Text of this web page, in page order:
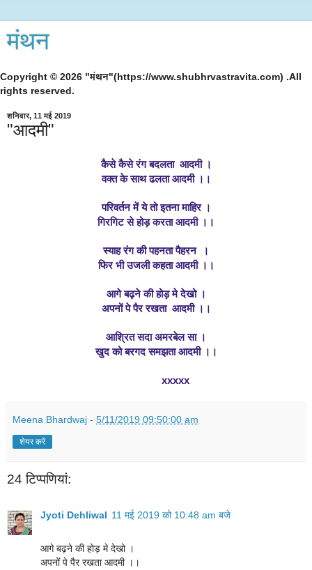
मंथन
Copyright © 2026 "मंथन"(https://www.shubhrvastravita.com) .All
rights reserved.
शनिवार, 11 मई 2019
"आदमी"
कैसे कैसे रंग बदलता  आदमी ।
वक्त के साथ ढलता आदमी ।।
परिवर्तन में ये तो इतना माहिर ।
गिरगिट से होड़ करता आदमी ।।
स्याह रंग की पहनता पैहरन  ।
फिर भी उजली कहता आदमी ।।
आगे बढ़ने की होड़ मे देखो ।
अपनों पे पैर रखता  आदमी ।।
आश्रित सदा अमरबेल सा ।
खुद को बरगद समझता आदमी ।।
xxxxx
Meena Bhardwaj - 5/11/2019 09:50:00 am
शेयर करें
24 टिप्‍पणियां:
Jyoti Dehliwal 11 मई 2019 को 10:48 am बजे
आगे बढ़ने की होड़ मे देखो ।
अपनों पे पैर रखता आदमी ।।